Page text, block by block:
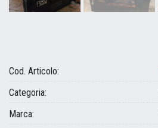
Cod. Articolo:
Categoria:
Marca: